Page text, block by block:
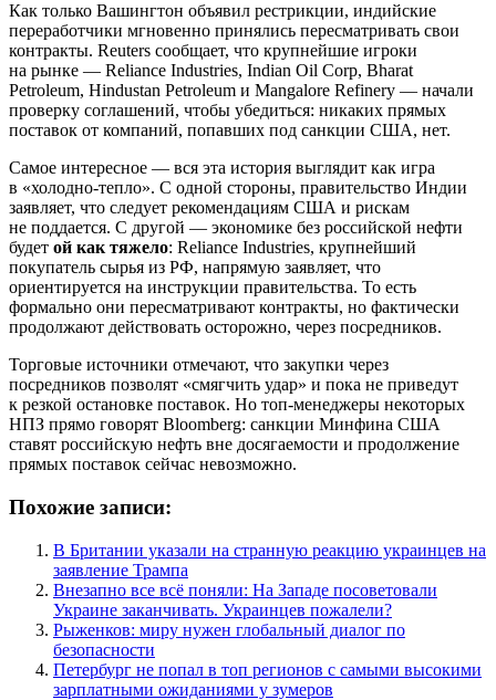
Как только Вашингтон объявил рестрикции, индийские
переработчики мгновенно принялись пересматривать свои
контракты. Reuters сообщает, что крупнейшие игроки
на рынке — Reliance Industries, Indian Oil Corp, Bharat
Petroleum, Hindustan Petroleum и Mangalore Refinery — начали
проверку соглашений, чтобы убедиться: никаких прямых
поставок от компаний, попавших под санкции США, нет.
Самое интересное — вся эта история выглядит как игра
в «холодно-тепло». С одной стороны, правительство Индии
заявляет, что следует рекомендациям США и рискам
не поддается. С другой — экономике без российской нефти
будет ой как тяжело: Reliance Industries, крупнейший
покупатель сырья из РФ, напрямую заявляет, что
ориентируется на инструкции правительства. То есть
формально они пересматривают контракты, но фактически
продолжают действовать осторожно, через посредников.
Торговые источники отмечают, что закупки через
посредников позволят «смягчить удар» и пока не приведут
к резкой остановке поставок. Но топ-менеджеры некоторых
НПЗ прямо говорят Bloomberg: санкции Минфина США
ставят российскую нефть вне досягаемости и продолжение
прямых поставок сейчас невозможно.
Похожие записи:
В Британии указали на странную реакцию украинцев на
заявление Трампа
Внезапно все всё поняли: На Западе посоветовали
Украине заканчивать. Украинцев пожалели?
Рыженков: миру нужен глобальный диалог по
безопасности
Петербург не попал в топ регионов с самыми высокими
зарплатными ожиданиями у зумеров